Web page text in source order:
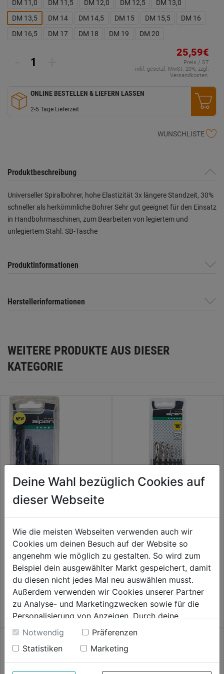
DM 11,0
DM 11,5 DM 12,0 DM 12,5
DM 13,0
DM 13,5
DM 14 DM 14,5 DM 15 DM 15,5
DM 16
DM 16,5
DM 17 DM 18 DM 19 DM 20
25,59€
Preis / ST
inkl. gesetzl. MwSt. 20%, zzgl.
Versandkosten.
ONLINE BESTELLEN & LIEFERN LASSEN
2-5 Tage Lieferzeit
WUNSCHLISTE
Produktbeschreibung
Universeller Spiralbohrer, hohe Elastizität 3x längere Standzeit, 30%
schneller als herkömmliche Bohrer Sehr gut geeignet für den Einsatz
in Handbohrmaschinen, zum Bearbeiten von legiertem und
unlegiertem Stahl. SB-Tasche
Produktinformationen
Herstellerinformationen
WEITERE PRODUKTE AUS DIESER
KATEGORIE
ALPEN HSS Metal Head TM6
6tlg. DM 2/3/4/5/6/8mm
0.0
von
Sternen.
27,99€
0.0 (0)
0.0
von
5
Sternen.
31,59€
Deine Wahl bezüglich Cookies auf
dieser Webseite
Wie die meisten Webseiten verwenden auch wir
Cookies um deinen Besuch auf der Website so
angenehm wie möglich zu gestalten. So wird zum
Beispiel dein ausgewählter Markt gespeichert, damit
du diesen nicht jedes Mal neu auswählen musst.
Außerdem verwenden wir Cookies unserer Partner
zu Analyse- und Marketingzwecken sowie für die
Personalisierung von Anzeigen. Durch deine
Einwilligung werden die Daten von Drittanbieter,
unter anderem auch in den USA, verarbeitet.
Durch Klick auf "Alle Cookies erlauben" stimmst du
der Verwendung aller Cookies zu. Unter "Details
Notwendig
Präferenzen
Statistiken
Marketing